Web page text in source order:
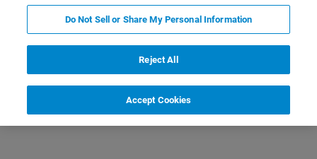
Do Not Sell or Share My Personal Information
Reject All
Accept Cookies